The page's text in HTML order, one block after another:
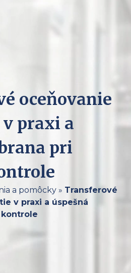
oceňovanie
praxi a
pri
a pomôcky» Transferové
v praxi a úspešná